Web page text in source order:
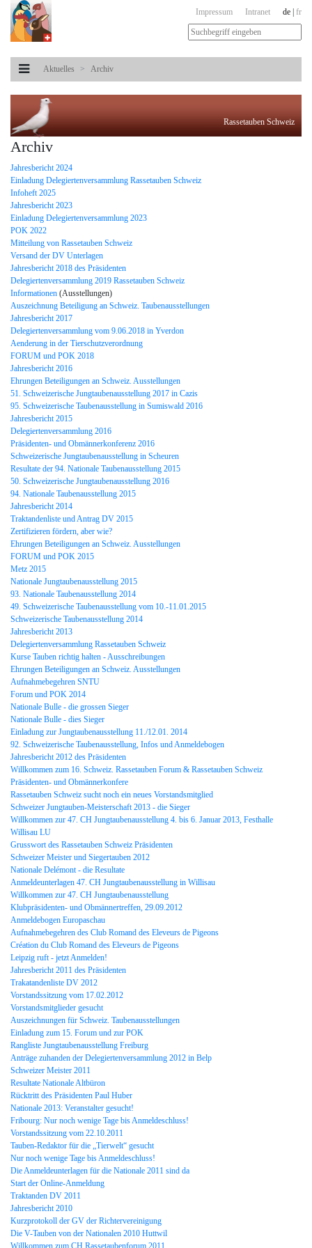
Impressum Intranet de| fr
Aktuelles Archiv
Rassetauben Schweiz
Archiv
Jahresbericht 2024
Einladung Delegiertenversammlung Rassetauben Schweiz
Infoheft 2025
Jahresbericht 2023
Einladung Delegiertenversammlung 2023
POK 2022
Mitteilung von Rassetauben Schweiz
Versand der DV Unterlagen
Jahresbericht 2018 des Präsidenten
Delegiertenversammlung 2019 Rassetauben Schweiz
Informationen (Ausstellungen)
Auszeichnung Beteiligung an Schweiz. Taubenausstellungen
Jahresbericht 2017
Delegiertenversammlung vom 9.06.2018 in Yverdon
Aenderung in der Tierschutzverordnung
FORUM und POK 2018
Jahresbericht 2016
Ehrungen Beteiligungen an Schweiz. Ausstellungen
51. Schweizerische Jungtaubenausstellung 2017 in Cazis
95. Schweizerische Taubenausstellung in Sumiswald 2016
Jahresbericht 2015
Delegiertenversammlung 2016
Präsidenten- und Obmännerkonferenz 2016
Schweizerische Jungtaubenausstellung in Scheuren
Resultate der 94. Nationale Taubenausstellung 2015
50. Schweizerische Jungtaubenausstellung 2016
94. Nationale Taubenausstellung 2015
Jahresbericht 2014
Traktandenliste und Antrag DV 2015
Zertifizieren fördern, aber wie?
Ehrungen Beteiligungen an Schweiz. Ausstellungen
FORUM und POK 2015
Metz 2015
Nationale Jungtaubenausstellung 2015
93. Nationale Taubenausstellung 2014
49. Schweizerische Taubenausstellung vom 10.-11.01.2015
Schweizerische Taubenausstellung 2014
Jahresbericht 2013
Delegiertenversammlung Rassetauben Schweiz
Kurse Tauben richtig halten - Ausschreibungen
Ehrungen Beteiligungen an Schweiz. Ausstellungen
Aufnahmebegehren SNTU
Forum und POK 2014
Nationale Bulle - die grossen Sieger
Nationale Bulle - dies Sieger
Einladung zur Jungtaubenausstellung 11./12.01. 2014
92. Schweizerische Taubenausstellung, Infos und Anmeldebogen
Jahresbericht 2012 des Präsidenten
Willkommen zum 16. Schweiz. Rassetauben Forum & Rassetauben Schweiz
Präsidenten- und Obmännerkonfere
Rassetauben Schweiz sucht noch ein neues Vorstandsmitglied
Schweizer Jungtauben-Meisterschaft 2013 - die Sieger
Willkommen zur 47. CH Jungtaubenausstellung 4. bis 6. Januar 2013, Festhalle
Willisau LU
Grusswort des Rassetauben Schweiz Präsidenten
Schweizer Meister und Siegertauben 2012
Nationale Delémont - die Resultate
Anmeldeunterlagen 47. CH Jungtaubenausstellung in Willisau
Willkommen zur 47. CH Jungtaubenausstellung
Klubpräsidenten- und Obmännertreffen, 29.09.2012
Anmeldebogen Europaschau
Aufnahmebegehren des Club Romand des Eleveurs de Pigeons
Création du Club Romand des Eleveurs de Pigeons
Leipzig ruft - jetzt Anmelden!
Jahresbericht 2011 des Präsidenten
Trakatandenliste DV 2012
Vorstandssitzung vom 17.02.2012
Vorstandsmitglieder gesucht
Auszeichnungen für Schweiz. Taubenausstellungen
Einladung zum 15. Forum und zur POK
Rangliste Jungtaubenausstellung Freiburg
Anträge zuhanden der Delegiertenversammlung 2012 in Belp
Schweizer Meister 2011
Resultate Nationale Altbüron
Rücktritt des Präsidenten Paul Huber
Nationale 2013: Veranstalter gesucht!
Fribourg: Nur noch wenige Tage bis Anmeldeschluss!
Vorstandssitzung vom 22.10.2011
Tauben-Redaktor für die „Tierwelt“ gesucht
Nur noch wenige Tage bis Anmeldeschluss!
Die Anmeldeunterlagen für die Nationale 2011 sind da
Start der Online-Anmeldung
Traktanden DV 2011
Jahresbericht 2010
Kurzprotokoll der GV der Richtervereinigung
Die V-Tauben von der Nationalen 2010 Huttwil
Willkommen zum CH Rassetaubenforum 2011